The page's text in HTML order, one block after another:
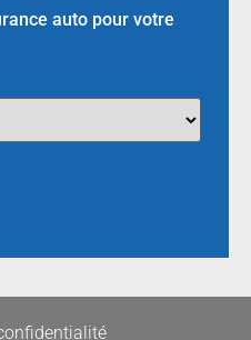
auto pour votre